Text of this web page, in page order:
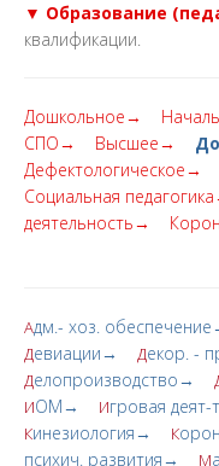
▼ Образование
квалификации.
Дошкольное→
СПО→
Высшее→
Дефектологическое→
Социальная
деятельность→
Адм.- хоз.
Девиации→ Декор. -
Делопроизводство→
ИОМ→ Игровая деят-
Кинезиология→ К
психич. развития→
М